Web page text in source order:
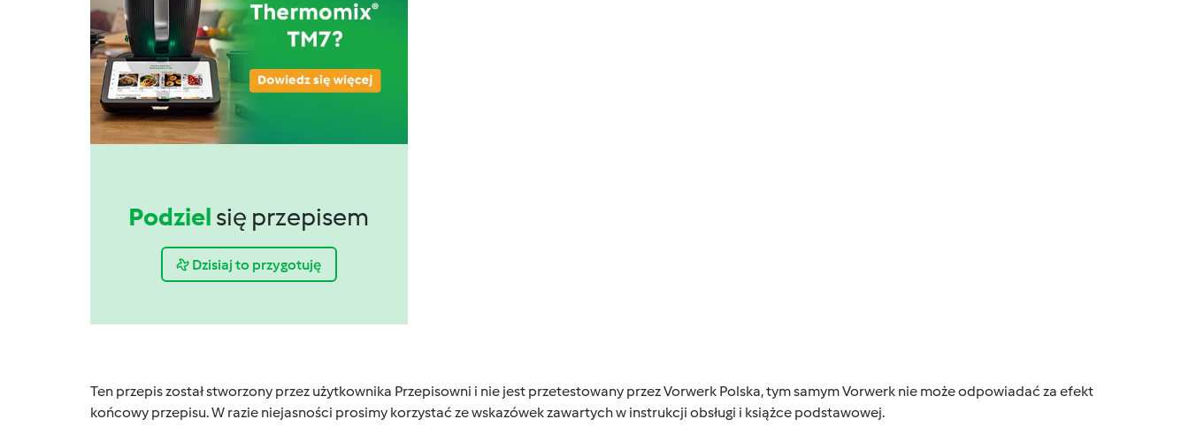
Podziel się przepisem
Dzisiaj to przygotuję
Ten przepis został stworzony przez użytkownika Przepisowni i nie jest przetestowany przez Vorwerk Polska, tym samym Vorwerk nie może odpowiadać za efekt
końcowy przepisu. W razie niejasności prosimy korzystać ze wskazówek zawartych w instrukcji obsługi i książce podstawowej.